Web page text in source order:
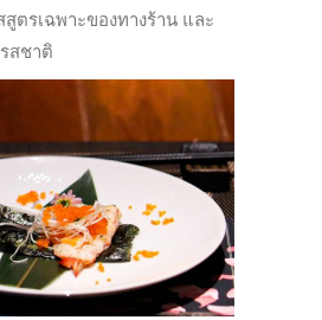
ตรเฉพาะของทางร้าน และ
สชาติ